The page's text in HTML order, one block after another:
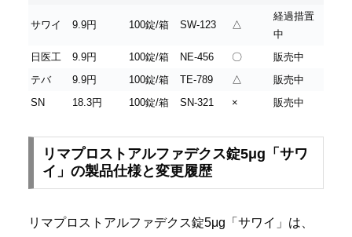
サワイ 9.9円 100錠/箱 SW-123 △
経過措置
中
日医工
9.9円 100錠/箱 NE-456 〇
販売中
テバ
9.9円 100錠/箱 TE-789 △
販売中
SN
18.3円 100錠/箱 SN-321 × 販売中
リマプロストアルファデクス錠5μg「サワ
イ」の製品仕様と変更履歴
リマプロストアルファデクス錠5μg「サワイ」は、